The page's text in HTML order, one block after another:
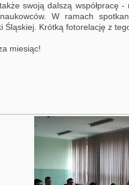
swoją dalszą współpracę
naukowców. W ramach
Śląskiej. Krótką fotorelację z
miesiąc!